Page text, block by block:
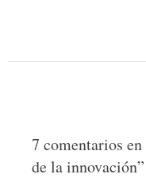
7 comentarios en
de la innovación”